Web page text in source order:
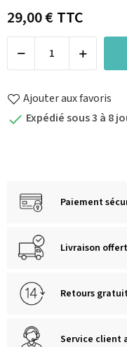
29,00 €TTC
Ajouter aux favoris
 Expédié sous 3 à 8
Paiement
Livraison
Retours
Service client